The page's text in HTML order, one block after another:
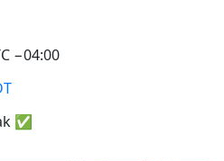
−04:00
✅